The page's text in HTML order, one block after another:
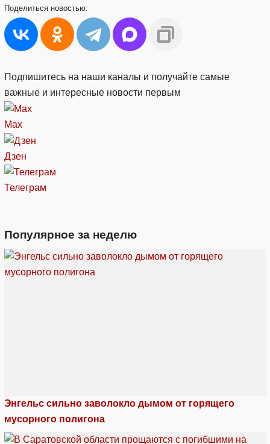
Поделиться новостью:
Подпишитесь на наши каналы и получайте самые
важные и интересные новости первым
Max
Дзен
Телеграм
Популярное за неделю
Энгельс сильно заволокло дымом от горящего
мусорного полигона